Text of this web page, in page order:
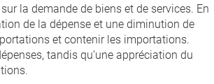
la demande de biens et de services. En
de la dépense et une diminution de
et contenir les importations.
tandis qu’une appréciation du